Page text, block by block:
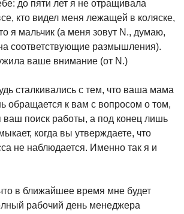
до пяти лет я не отращивала
кто видел меня лежащей в коляске,
я мальчик (а меня зовут N., думаю,
соответствующие размышления).
ваше внимание (от N.)
сталкивались с тем, что ваша мама
обращается к вам с вопросом о том,
ваш поиск работы, а под конец лишь
когда вы утверждаете, что
не наблюдается. Именно так я и
в ближайшее время мне будет
рабочий день менеджера